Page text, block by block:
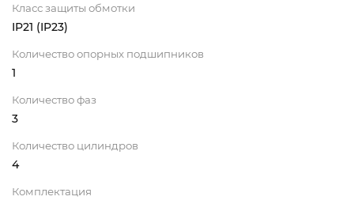
Класс защиты обмотки
IP21 (IP23)
Количество опорных подшипников
1
Количество фаз
3
Количество цилиндров
4
Комплектация